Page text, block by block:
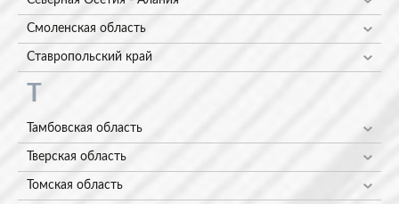
Смоленская область
Ставропольский край
Т
Тамбовская область
Тверская область
Томская область